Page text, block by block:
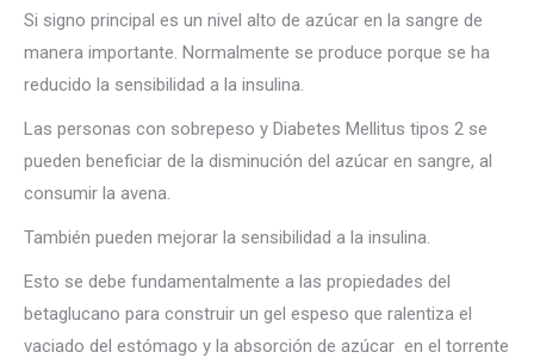
Si signo principal es un nivel alto de azúcar en la sangre de
manera importante. Normalmente se produce porque se ha
reducido la sensibilidad a la insulina.
Las personas con sobrepeso y Diabetes Mellitus tipos 2 se
pueden beneficiar de la disminución del azúcar en sangre, al
consumir la avena.
También pueden mejorar la sensibilidad a la insulina.
Esto se debe fundamentalmente a las propiedades del
betaglucano para construir un gel espeso que ralentiza el
vaciado del estómago y la absorción de azúcar en el torrente